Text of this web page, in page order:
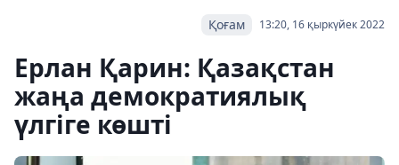
13:20, 16 қыркүйек 2022
Қоғам
Ерлан Қарин: Қазақстан
жаңа демократиялық
үлгіге көшті